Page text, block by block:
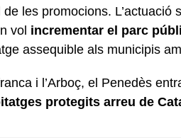
les promocions. L’actuació
vol incrementar el parc
assequible als municipis
i l’Arboç, el Penedès
protegits arreu de